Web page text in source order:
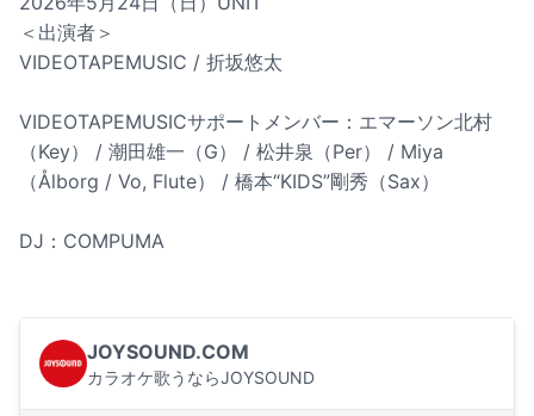
＜出演者＞
VIDEOTAPEMUSIC / 折坂悠太
VIDEOTAPEMUSICサポートメンバー：エマーソン北村
（Key） / 潮田雄一（G） / 松井泉（Per） / Miya
（Ålborg / Vo, Flute） / 橋本“KIDS”剛秀（Sax）
DJ：COMPUMA
JOYSOUND.COM
カラオケ歌うならJOYSOUND